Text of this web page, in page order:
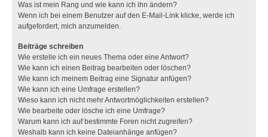
Was ist mein Rang und wie kann ich ihn ändern?
Wenn ich bei einem Benutzer auf den E-Mail-Link klicke, werde ich
aufgefordert, mich anzumelden.
Beiträge schreiben
Wie erstelle ich ein neues Thema oder eine Antwort?
Wie kann ich einen Beitrag bearbeiten oder löschen?
Wie kann ich meinem Beitrag eine Signatur anfügen?
Wie kann ich eine Umfrage erstellen?
Wieso kann ich nicht mehr Antwortmöglichkeiten erstellen?
Wie bearbeite oder lösche ich eine Umfrage?
Warum kann ich auf bestimmte Foren nicht zugreifen?
Weshalb kann ich keine Dateianhänge anfügen?